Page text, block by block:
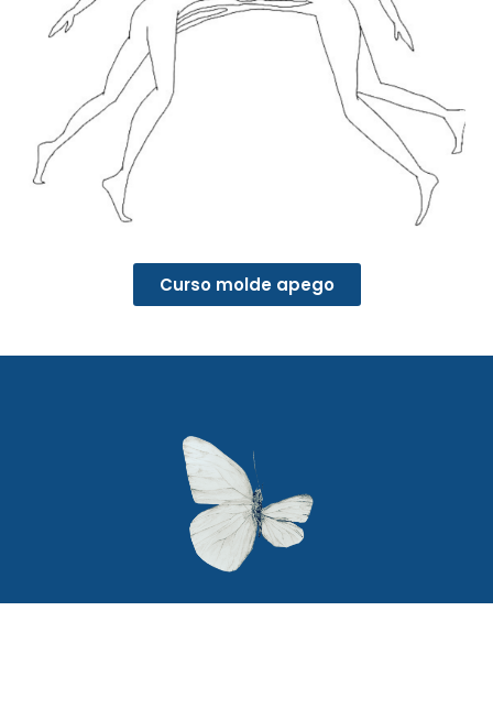
Curso molde apego